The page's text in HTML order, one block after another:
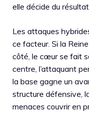
elle décide du
Les attaques
ce facteur. Si la
côté, le cœur se fait
centre, l’attaquant
la base gagne un
structure défensive,
menaces couvrir en